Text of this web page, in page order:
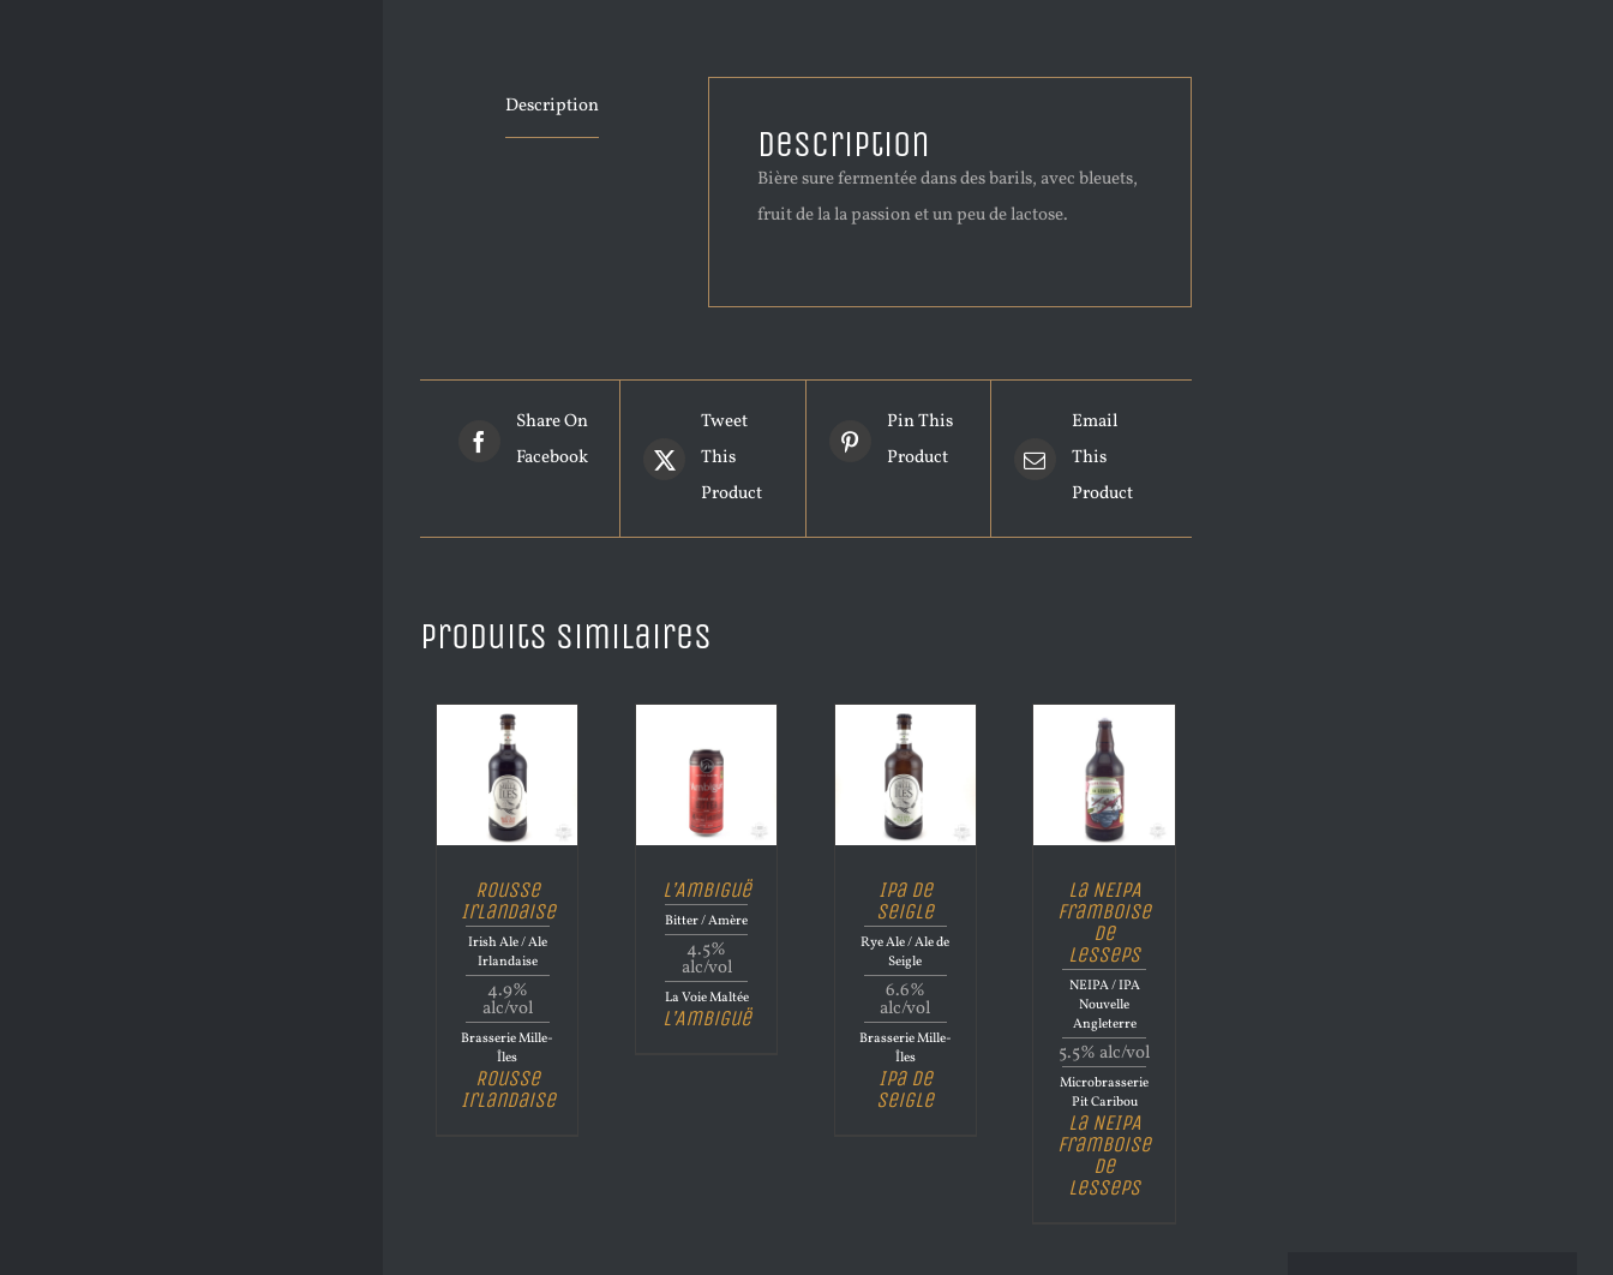
Description
Description
Bière sure fermentée dans des barils, avec bleuets,
fruit de la la passion et un peu de lactose.
Share On
Facebook
Tweet
This
Product
Pin This
Product
Email
This
Product
Produits similaires
Rousse
Irlandaise
Irish Ale / Ale
Irlandaise
4.9%
alc/vol
Brasserie Mille-
Îles
Rousse
Irlandaise
L’Ambiguë
Bitter / Amère
4.5%
alc/vol
La Voie Maltée
L’Ambiguë
Ipa de
Seigle
Rye Ale / Ale de
Seigle
6.6%
alc/vol
Brasserie Mille-
Îles
Ipa de
Seigle
La NEIPA
Framboise
de
Lesseps
NEIPA / IPA
Nouvelle
Angleterre
5.5% alc/vol
Microbrasserie
Pit Caribou
La NEIPA
Framboise
de
Lesseps